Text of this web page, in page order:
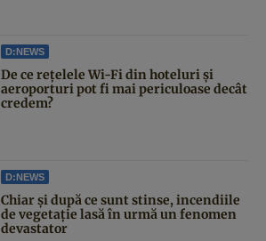
D:NEWS
De ce rețelele Wi-Fi din hoteluri și
aeroporturi pot fi mai periculoase decât
credem?
D:NEWS
Chiar și după ce sunt stinse, incendiile
de vegetație lasă în urmă un fenomen
devastator